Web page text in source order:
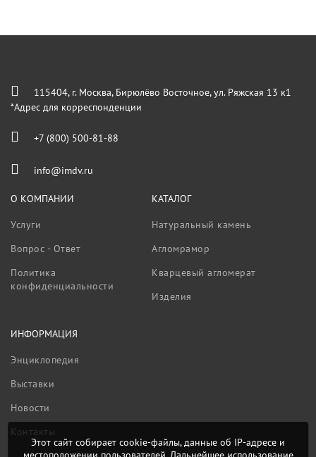
115404, г. Москва, Бирюлёво Восточное, ул. Ряжская 13 к1
*Адрес для корреспонденции
+7 (800) 500-81-88
info@imdv.ru
О КОМПАНИИ
Услуги
Вопрос - Ответ
Политика
конфиденциальности
КАТАЛОГ
Натуральный камень
Агломрамор
Кварцевый агломерат
Изделия
ИНФОРМАЦИЯ
Энциклопедия
Выставки
Новости
Контакты
Этот сайт собирает cookie-файлы, данные об IP-адресе и